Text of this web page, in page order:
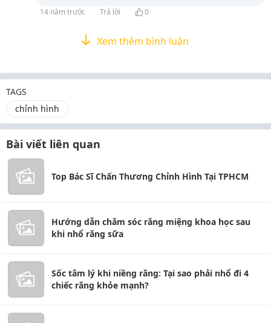
14 năm trước Trả lời 0
Xem thêm bình luận
TAGS
chỉnh hình
Bài viết liên quan
Top Bác Sĩ Chấn Thương Chỉnh Hình Tại TPHCM
Hướng dẫn chăm sóc răng miệng khoa học sau
khi nhổ răng sữa
Sốc tâm lý khi niềng răng: Tại sao phải nhổ đi 4
chiếc răng khỏe mạnh?